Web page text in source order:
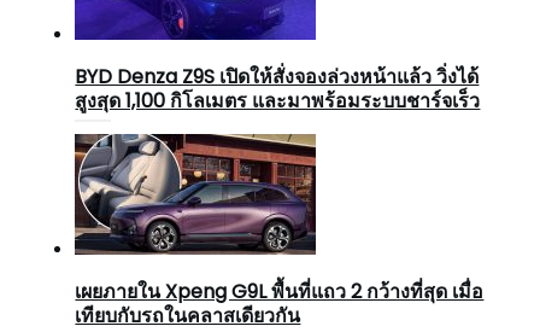
BYD Denza Z9S เปิดให้สั่งจองล่วงหน้าแล้ว วิ่งได้
สูงสุด 1,100 กิโลเมตร และมาพร้อมระบบชาร์จเร็ว
เผยภายใน Xpeng G9L พื้นที่แถว 2 กว้างที่สุด เมื่อ
เทียบกับรถในคลาสเดียวกัน